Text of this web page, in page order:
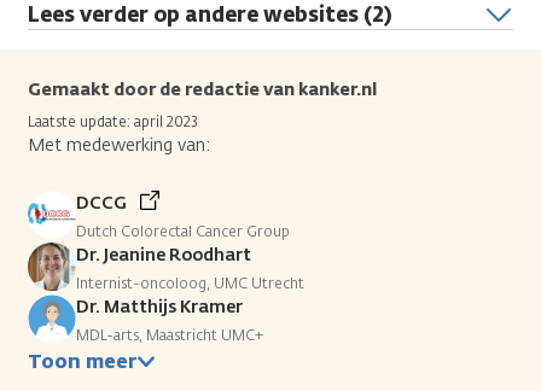
Lees verder op andere websites (2)
Gemaakt door de redactie van kanker.nl
Laatste update: april 2023
Met medewerking van:
DCCG
Dutch Colorectal Cancer Group
Dr. Jeanine Roodhart
Internist-oncoloog, UMC Utrecht
Dr. Matthijs Kramer
MDL-arts, Maastricht UMC+
Toon meer